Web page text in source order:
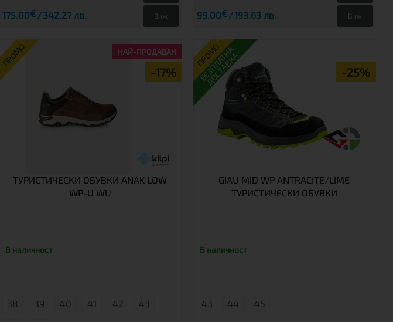
175.00€ 342.27 лв. Виж 99.00€ 193.63 лв. Виж
ПРОМО
-17%
НАЙ-ПРОДАВАН
ТУРИСТИЧЕСКИ ОБУВКИ ANAK LOW
WP-U WU
В наличност
38 39 40 41 42 43
ПРОМО
-25%
БЕЗПЛАТНА
ДОСТАВКА
GIAU MID WP ANTRACITE/LIME
ТУРИСТИЧЕСКИ ОБУВКИ
В наличност
43 44 45